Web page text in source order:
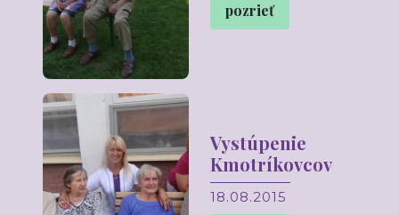
pozrieť
Vystúpenie
Kmotríkovcov
18.08.2015